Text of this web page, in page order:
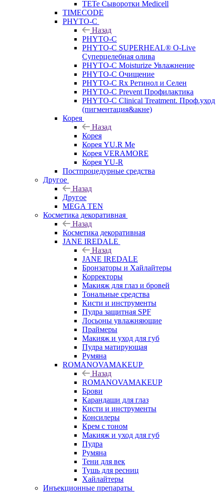
TETe Сыворотки Medicell
TIMECODE
PHYTO-C
Назад
PHYTO-C
PHYTO-C SUPERHEAL® O-Live
Суперцелебная олива
PHYTO-C Moisturize Увлажнение
PHYTO-C Очищение
PHYTO-C Rx Ретинол и Селен
PHYTO-C Prevent Профилактика
PHYTO-C Clinical Treatment. Проф.уход
(пигментация&акне)
Корея
Назад
Корея
Корея YU.R Me
Корея VERAMORE
Корея YU-R
Постпроцедурные средства
Другое
Назад
Другое
MEGA TEN
Косметика декоративная
Назад
Косметика декоративная
JANE IREDALE
Назад
JANE IREDALE
Бронзаторы и Хайлайтеры
Корректоры
Макияж для глаз и бровей
Тональные средства
Кисти и инструменты
Пудра защитная SPF
Лосьоны увлажняющие
Праймеры
Макияж и уход для губ
Пудра матирующая
Румяна
ROMANOVAMAKEUP
Назад
ROMANOVAMAKEUP
Брови
Карандаши для глаз
Кисти и инструменты
Консилеры
Крем с тоном
Макияж и уход для губ
Пудра
Румяна
Тени для век
Тушь для ресниц
Хайлайтеры
Инъекционные препараты